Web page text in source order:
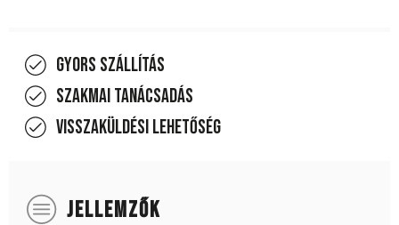
Gyors szállítás
Szakmai tanácsadás
Visszaküldési lehetőség
JELLEMZŐK